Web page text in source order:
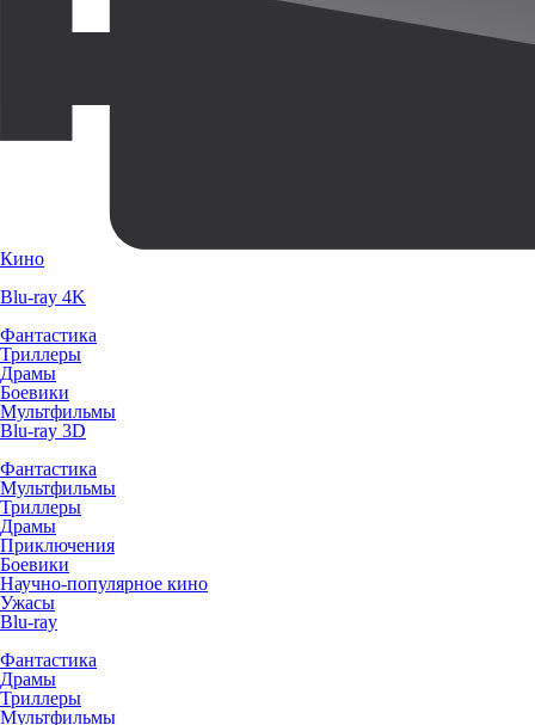
Кино
Blu-ray 4K
Фантастика
Триллеры
Драмы
Боевики
Мультфильмы
Blu-ray 3D
Фантастика
Мультфильмы
Триллеры
Драмы
Приключения
Боевики
Научно-популярное кино
Ужасы
Blu-ray
Фантастика
Драмы
Триллеры
Мультфильмы